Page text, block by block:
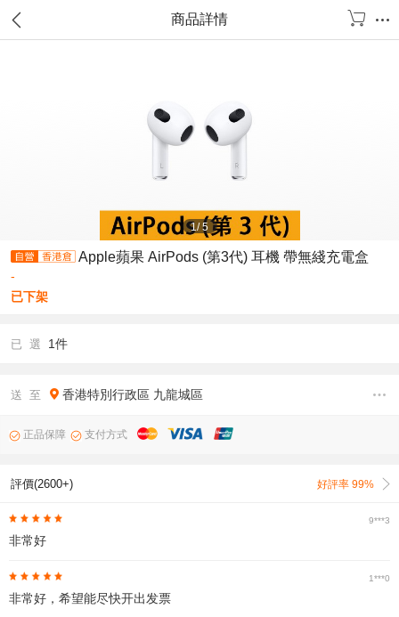
商品詳情
1/5
Apple蘋果 AirPods (第3代) 耳機 帶無綫充電盒
-
已下架
已 選 1件
送 至 香港特別行政區 九龍城區
正品保障 支付方式
評價(2600+) 好評率 99%
9***3
非常好
1***0
非常好，希望能尽快开出发票